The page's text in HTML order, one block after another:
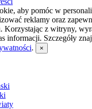
aby pomóc w
reklamy oraz
Korzystając z witryny,
informacji. Szczegóły
.
×